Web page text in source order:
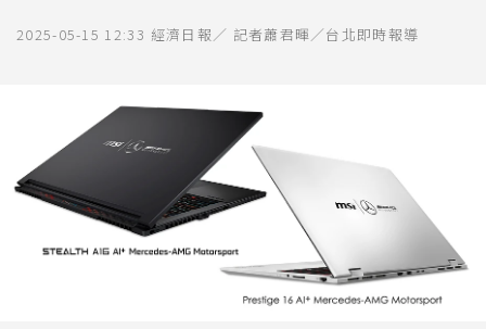
2025-05-15 12:33 經濟日報／ 記者蕭君暉／台北即時報導